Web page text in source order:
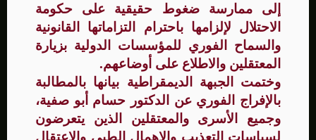
إلى ممارسة ضغوط حقيقية على حكومة
الاحتلال لإلزامها باحترام التزاماتها القانونية
والسماح الفوري للمؤسسات الدولية بزيارة
المعتقلين والاطلاع على أوضاعهم.
وختمت الجبهة الديمقراطية بيانها بالمطالبة
بالإفراج الفوري عن الدكتور حسام أبو صفية،
وجميع الأسرى والمعتقلين الذين يتعرضون
لسياسات التعذيب والإهمال الطبي والاعتقال